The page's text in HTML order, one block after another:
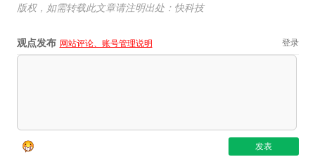
版权，如需转载此文章请注明出处：快科技
观点发布 网站评论、账号管理说明 登录